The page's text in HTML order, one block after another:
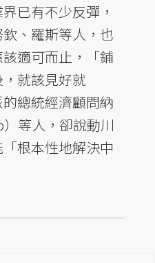
已有不少反彈，
、羅斯等人，也
適可而止，「鋪
就該見好就
總統經濟顧問納
等人，卻說動川
根本性地解決中